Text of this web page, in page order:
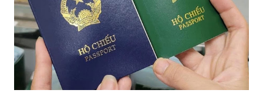
về mỹ phẩm. Cơ quan Cảnh sát điều tra Công an TP HCM vừa
triệt phá đường dây sản xuất, buôn bán mỹ phẩm giả quy mô
lớn, hoạt động tinh vi ngay giữa khu dân cư ở phường Tân Tạo.
Bên cạnh đó, Sở Y tế sẽ công khai danh ...